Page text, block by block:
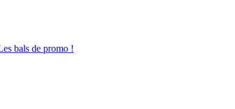
bals de promo !